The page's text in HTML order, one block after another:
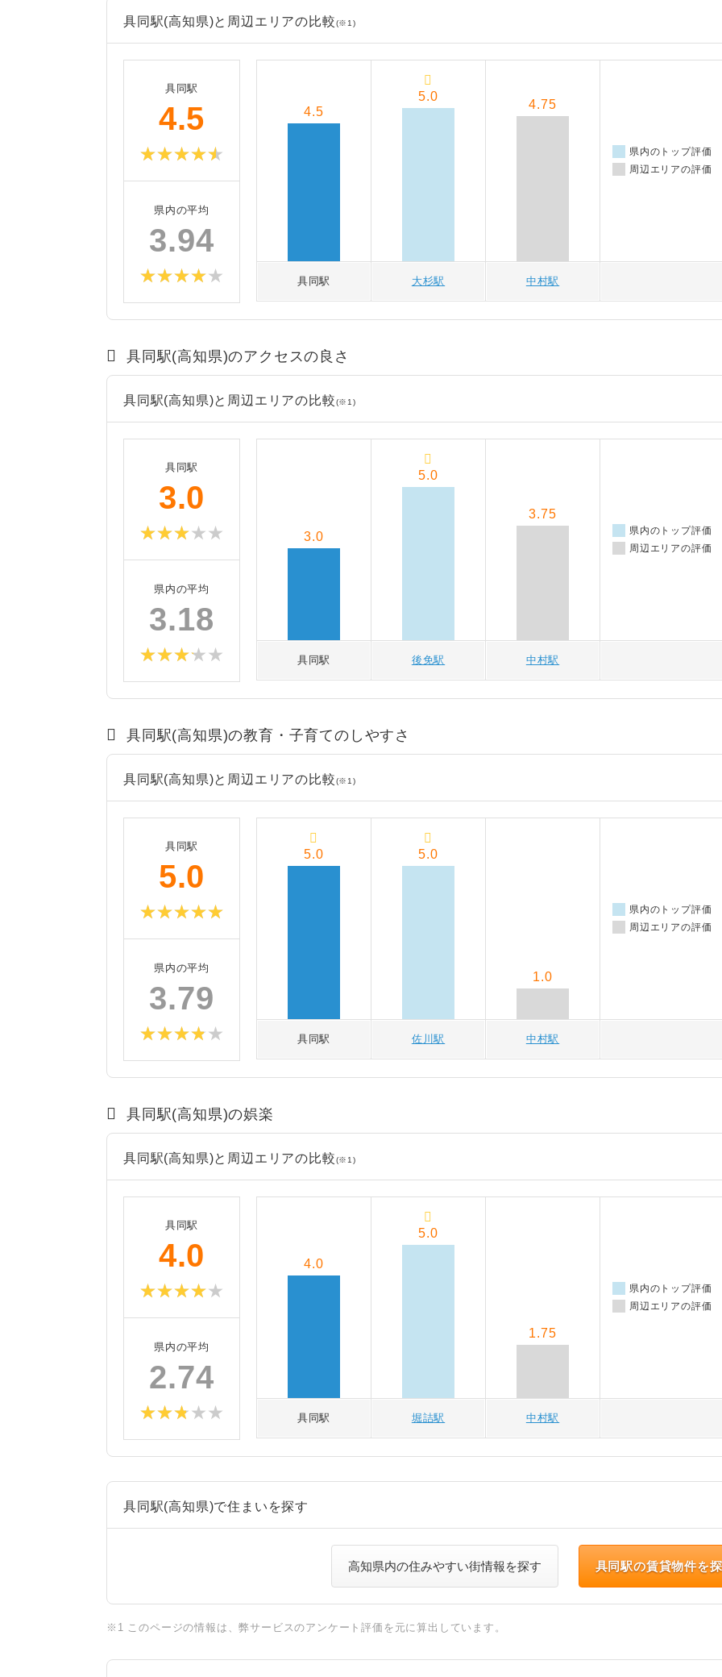
具同駅(高知県)と周辺エリアの比較(※1)
具同駅
4.5
県内の平均
3.94
具同駅 大杉駅 中村駅
4.5
5.0
4.75
県内のトップ評価
周辺エリアの評価
具同駅(高知県)のアクセスの良さ
具同駅(高知県)と周辺エリアの比較(※1)
具同駅
3.0
県内の平均
3.18
具同駅 後免駅 中村駅
3.0
5.0
3.75
県内のトップ評価
周辺エリアの評価
具同駅(高知県)の教育・子育てのしやすさ
具同駅(高知県)と周辺エリアの比較(※1)
具同駅
5.0
県内の平均
3.79
具同駅 佐川駅 中村駅
5.0 5.0
1.0
県内のトップ評価
周辺エリアの評価
具同駅(高知県)の娯楽
具同駅(高知県)と周辺エリアの比較(※1)
具同駅
4.0
県内の平均
2.74
具同駅 堀詰駅 中村駅
4.0
5.0
1.75
県内のトップ評価
周辺エリアの評価
具同駅(高知県)で住まいを探す
高知県内の住みやすい街情報を探す 具同駅の賃貸物件を
※1 このページの情報は、弊サービスのアンケート評価を元に算出しています。